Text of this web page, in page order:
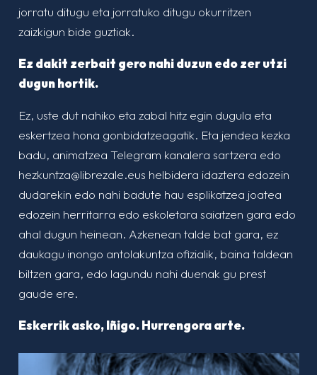
jorratu ditugu eta jorratuko ditugu okurritzen
zaizkigun bide guztiak.
Ez dakit zerbait gero nahi duzun edo zer utzi
dugun hortik.
Ez, uste dut nahiko eta zabal hitz egin dugula eta
eskertzea hona gonbidatzeagatik. Eta jendea kezka
badu, animatzea Telegram kanalera sartzera edo
hezkuntza@librezale.eus helbidera idaztera edozein
dudarekin edo nahi badute hau esplikatzea joatea
edozein herritarra edo eskoletara saiatzen gara edo
ahal dugun heinean. Azkenean talde bat gara, ez
daukagu inongo antolakuntza ofizialik, baina taldean
biltzen gara, edo lagundu nahi duenak gu prest
gaude ere.
Eskerrik asko, Iñigo. Hurrengora arte.